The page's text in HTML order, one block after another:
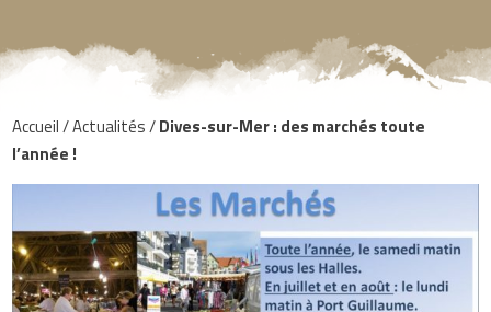
Accueil/Actualités/Dives-sur-Mer : des marchés toute
l’année !